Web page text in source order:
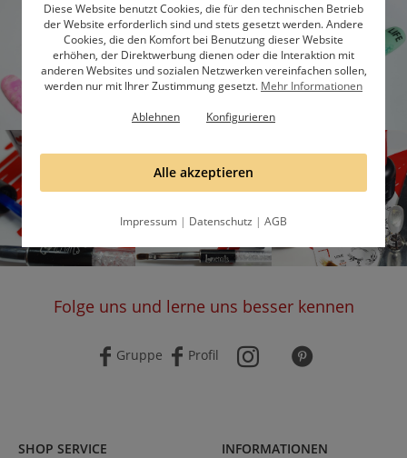
Folge uns und lerne uns besser kennen
Gruppe Profil
SHOP SERVICE INFORMATIONEN
Diese Website benutzt Cookies, die für den technischen Betrieb
der Website erforderlich sind und stets gesetzt werden. Andere
Cookies, die den Komfort bei Benutzung dieser Website
erhöhen, der Direktwerbung dienen oder die Interaktion mit
anderen Websites und sozialen Netzwerken vereinfachen sollen,
werden nur mit Ihrer Zustimmung gesetzt. Mehr Informationen
Ablehnen
Konfigurieren
Alle akzeptieren
Impressum | Datenschutz | AGB